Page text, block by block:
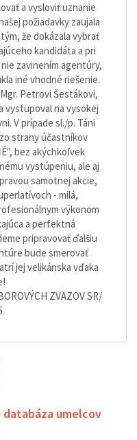
a vysloviť uznanie
požiadavky zaujala
že dokázala vybrať
kandidáta a pri
zavinením agentúry,
iné vhodné riešenie.
Petrovi Šestákovi,
vystupoval na vysokej
V prípade sl./p. Táni
strany účastníkov
bez akýchkoľvek
vystúpeniu, ale aj
samotnej akcie,
- milá,
výkonom
a perfektná
pripravovať ďalšiu
bude smerovať
jej velikánska vďaka
ZVÄZOV SR/
databáza umelcov